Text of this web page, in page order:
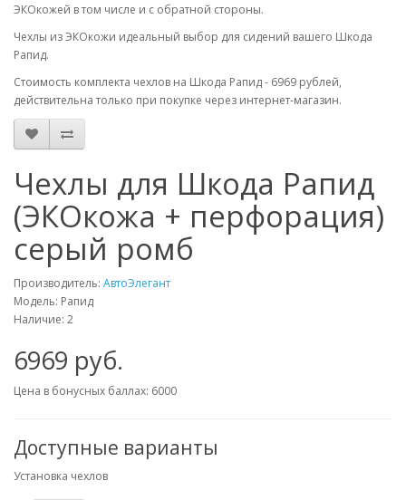
ЭКОкожей в том числе и с обратной стороны.
Чехлы из ЭКОкожи идеальный выбор для сидений вашего Шкода
Рапид.
Стоимость комплекта чехлов на Шкода Рапид - 6969 рублей,
действительна только при покупке через интернет-магазин.
Чехлы для Шкода Рапид
(ЭКОкожа + перфорация)
серый ромб
Производитель: АвтоЭлегант
Модель: Рапид
Наличие: 2
6969 руб.
Цена в бонусных баллах: 6000
Доступные варианты
Установка чехлов